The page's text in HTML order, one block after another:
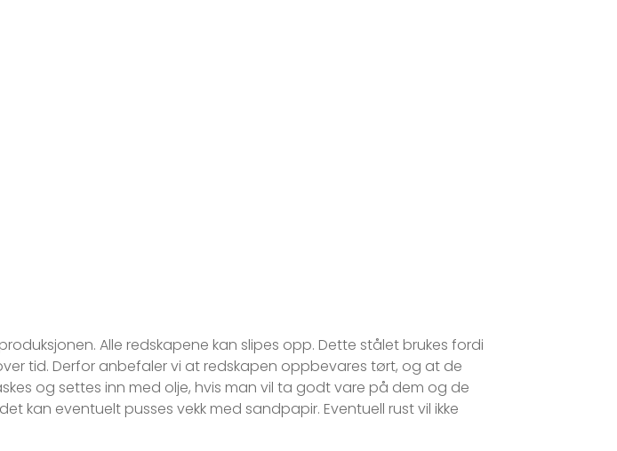
Alle redskapene kan slipes opp. Dette stålet brukes fordi
tid. Derfor anbefaler vi at redskapen oppbevares tørt, og at de
og settes inn med olje, hvis man vil ta godt vare på dem og de
kan eventuelt pusses vekk med sandpapir. Eventuell rust vil ikke